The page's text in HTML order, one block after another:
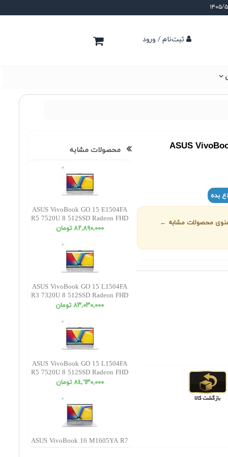
ثبت‌نام / ورود
ASUS
بده
منوی محصولات مشابه ←
محصولات مشابه
ASUS VivoBook GO 15 E1504FA
R5 7520U 8 512SSD Radeon FHD
٨٢,٨٩٠,٠٠٠ تومان
ASUS VivoBook GO 15 L1504FA
R3 7320U 8 512SSD Radeon FHD
٨٣,٠٣٠,٠٠٠ تومان
ASUS VivoBook GO 15 L1504FA
R5 7520U 8 512SSD Radeon FHD
٨٤,٦٣٠,٠٠٠ تومان
ASUS VivoBook 16 M1605YA R7